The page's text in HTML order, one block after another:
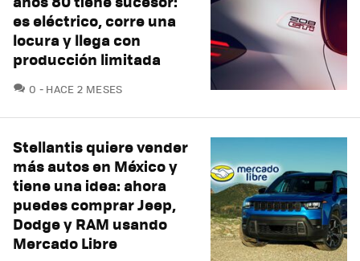
es eléctrico, corre una
locura y llega con
producción limitada
0 COMENTARIOS
HACE 2 MESES
Stellantis quiere vender
más autos en México y
tiene una idea: ahora
puedes comprar Jeep,
Dodge y RAM usando
Mercado Libre